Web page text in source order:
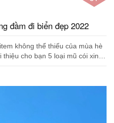
đầm đi biển đẹp 2022
không thể thiếu của mùa hè
cho bạn 5 loại mũ cói xinh